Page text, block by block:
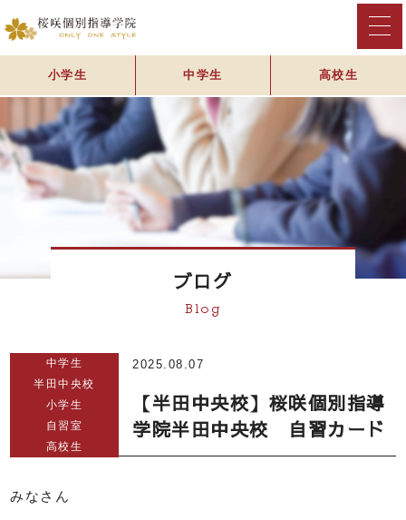
小学生 中学生 高校生
ブログ
Blog
中学生
半田中央校
小学生
自習室
高校生
2025.08.07
【半田中央校】桜咲個別指導
学院半田中央校 自習カード
みなさん